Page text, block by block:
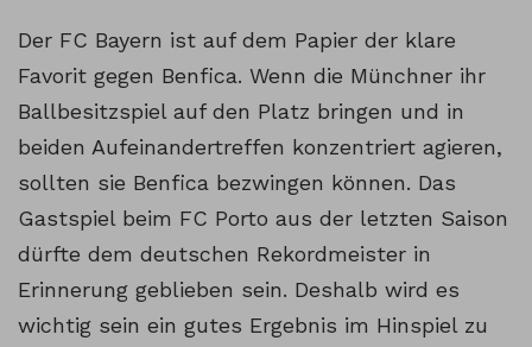
Der FC Bayern ist auf dem Papier der klare
Favorit gegen Benfica. Wenn die Münchner ihr
Ballbesitzspiel auf den Platz bringen und in
beiden Aufeinandertreffen konzentriert agieren,
sollten sie Benfica bezwingen können. Das
Gastspiel beim FC Porto aus der letzten Saison
dürfte dem deutschen Rekordmeister in
Erinnerung geblieben sein. Deshalb wird es
wichtig sein ein gutes Ergebnis im Hinspiel zu